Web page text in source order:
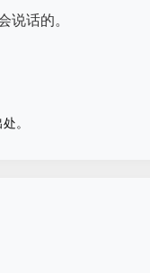
说话的。
。